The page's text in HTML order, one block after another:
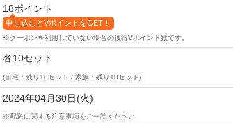
18ポイント
申し込むとVポイントをGET！
※クーポンを利用していない場合の獲得Vポイント数です。
各10セット
(自宅：残り10セット / 家族：残り10セット)
2024年04月30日(火)
配送に関する注意事項をご一読ください